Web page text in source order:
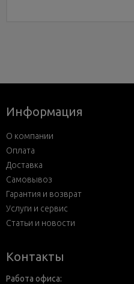
Информация
О компании
Оплата
Доставка
Самовывоз
Гарантия и возврат
Услуги и сервис
Статьи и новости
Контакты
Работа офиса: